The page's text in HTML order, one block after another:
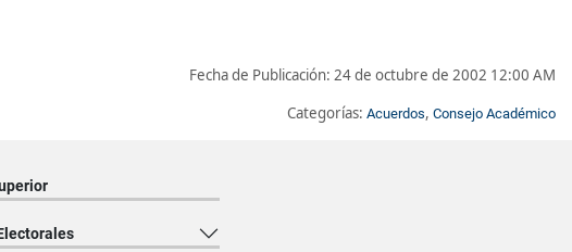
Fecha de Publicación: 24 de octubre de 2002 12:00 AM
Categorías: Acuerdos, Consejo Académico